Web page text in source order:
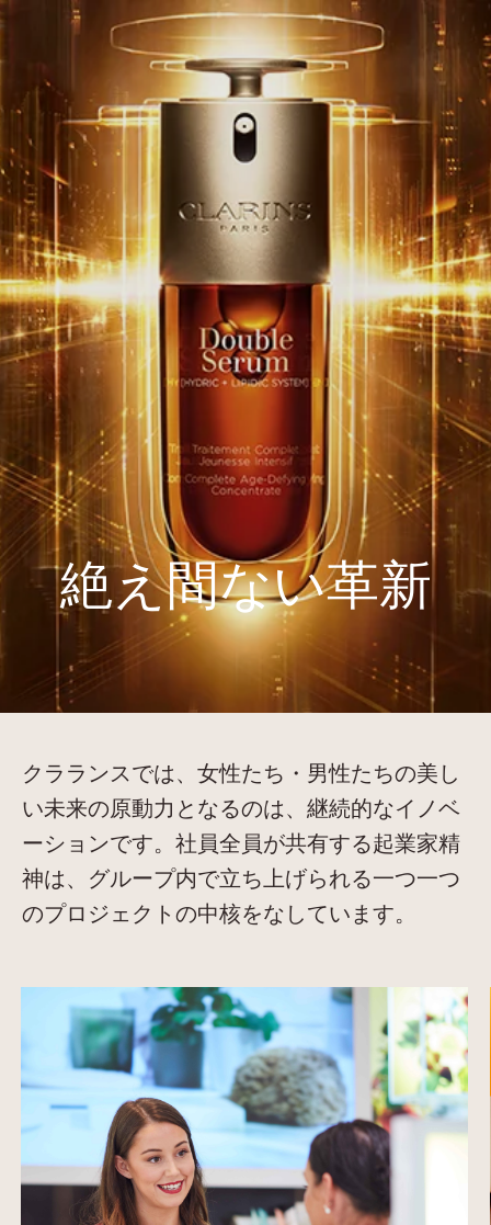
絶え間ない革新
クラランスでは、女性たち・男性たちの美し
い未来の原動力となるのは、継続的なイノベ
ーションです。社員全員が共有する起業家精
神は、グループ内で立ち上げられる一つ一つ
のプロジェクトの中核をなしています。
Cookies management panel